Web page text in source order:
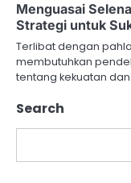
Menguasai
Strategi untuk
Terlibat dengan
membutuhkan
tentang kekuatan
Search